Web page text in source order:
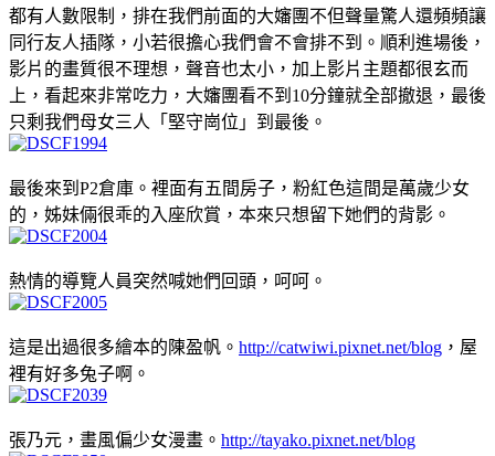
都有人數限制，排在我們前面的大嬸團不但聲量驚人還頻頻讓
同行友人插隊，小若很擔心我們會不會排不到。順利進場後，
影片的畫質很不理想，聲音也太小，加上影片主題都很玄而
上，看起來非常吃力，大嬸團看不到10分鐘就全部撤退，最後
只剩我們母女三人「堅守崗位」到最後。
最後來到P2倉庫。裡面有五間房子，粉紅色這間是萬歲少女
的，姊妹倆很乖的入座欣賞，本來只想留下她們的背影。
熱情的導覽人員突然喊她們回頭，呵呵。
這是出過很多繪本的陳盈帆。 http://catwiwi.pixnet.net/blog ，屋
裡有好多兔子啊。
張乃元，畫風偏少女漫畫。 http://tayako.pixnet.net/blog